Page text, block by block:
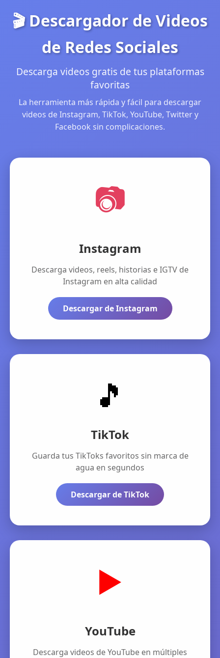
🎬 Descargador de Videos
de Redes Sociales
Descarga videos gratis de tus plataformas
favoritas
La herramienta más rápida y fácil para descargar
videos de Instagram, TikTok, YouTube, Twitter y
Facebook sin complicaciones.
📷
Instagram
Descarga videos, reels, historias e IGTV de
Instagram en alta calidad
Descargar de Instagram
🎵
TikTok
Guarda tus TikToks favoritos sin marca de
agua en segundos
Descargar de TikTok
▶️
YouTube
Descarga videos de YouTube en múltiples